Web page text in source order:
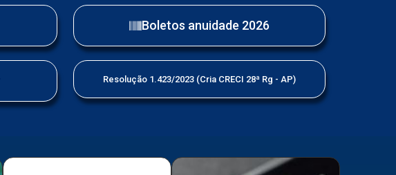
Boletos anuidade 2026
Resolução 1.423/2023 (Cria CRECI 28ª Rg - AP)